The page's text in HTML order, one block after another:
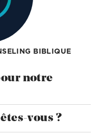
BIBLIQUE
notre
vous ?